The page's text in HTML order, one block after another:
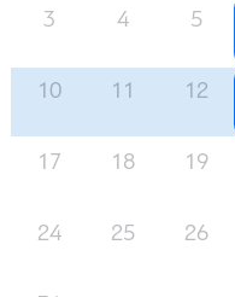
3 4 5
10 11 12
17 18 19
24 25 26